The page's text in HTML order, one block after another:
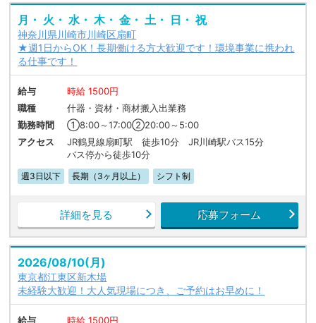
月・ 火・ 水・ 木・ 金・ 土・ 日・ 祝
神奈川県川崎市川崎区扇町
★週1日からOK！長期働ける方大歓迎です！環境事業に携われ
る仕事です！
給与
時給 1500円
職種
什器・資材・商材搬入出業務
勤務時間
①8:00～17:00②20:00～5:00
アクセス
JR鶴見線扇町駅 徒歩10分 JR川崎駅バス15分
バス停から徒歩10分
週3日以下 長期（3ヶ月以上） シフト制
詳細を見る 応募フォーム
2026/08/10(月)
東京都江東区新木場
未経験大歓迎！大人気現場につき、ご予約はお早めに！
給与
時給 1500円